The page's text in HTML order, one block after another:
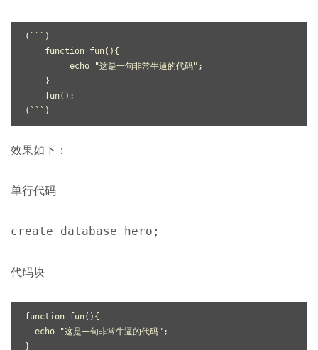
(```)
function fun() {
echo
"这是一句非常牛逼的代码" ;
    }
    fun();
效果如下：
单行代码
create database hero;
代码块
function fun() {
echo
"这是一句非常牛逼的代码" ;
}